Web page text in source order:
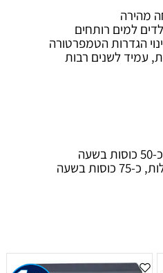
למים רותחים
הגדרות הטמפרטורה